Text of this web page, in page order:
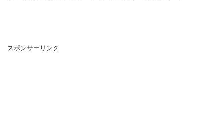
スポンサーリンク